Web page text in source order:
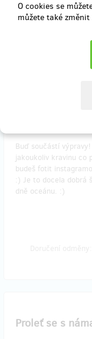
O cookies se
můžete také
Buď součástí
jakoukoliv kravinu co
budeš fotit
:) Je to docela dobrá
dně oceánu. :)
Proleť se s